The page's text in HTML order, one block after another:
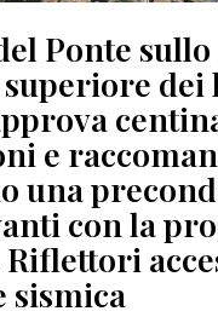
Ponte
dei
e
una
con la
Riflettori
sismica